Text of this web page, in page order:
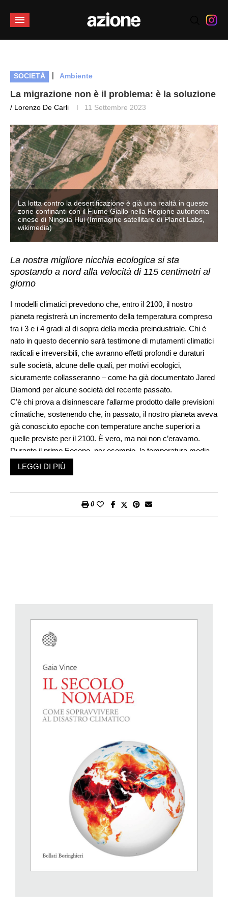
SOCIETÀ | Ambiente
La migrazione non è il problema: è la soluzione
/ Lorenzo De Carli 11 Settembre 2023
La lotta contro la desertificazione è già una realtà in queste
zone confinanti con il Fiume Giallo nella Regione autonoma
cinese di Ningxia Hui (Immagine satellitare di Planet Labs,
wikimedia)
La nostra migliore nicchia ecologica si sta
spostando a nord alla velocità di 115 centimetri al
giorno
I modelli climatici prevedono che, entro il 2100, il nostro
pianeta registrerà un incremento della temperatura compreso
tra i 3 e i 4 gradi al di sopra della media preindustriale. Chi è
nato in questo decennio sarà testimone di mutamenti climatici
radicali e irreversibili, che avranno effetti profondi e duraturi
sulle società, alcune delle quali, per motivi ecologici,
sicuramente collasseranno – come ha già documentato Jared
Diamond per alcune società del recente passato.
C’è chi prova a disinnescare l’allarme prodotto dalle previsioni
climatiche, sostenendo che, in passato, il nostro pianeta aveva
già conosciuto epoche con temperature anche superiori a
quelle previste per il 2100. È vero, ma noi non c’eravamo.
Durante il primo Eocene, per esempio, la temperatura media
era attorno ai 21 gradi: i poli erano privi di ghiaccio, gli oceani
tropicali raggiungevano temperature di 35 gradi, e nell’Artico
250 milioni di anni fa, tra il Permiano e il Triassico, in cui la
raggiungere isole e continenti altrimenti inaccessibili con
imbarcazioni primitive. Nel corso della nostra diffusione,
abbiamo incontrato altre forme umane che avevano lasciato
Oriente, i Denisova in Asia: due specie scomparse, dalle quali
abbiamo ereditato geni rivelatisi utili in alcune circostanze. Dal
punto di vista dell’evoluzione è da poco che siamo l’unica
seria considerazione la possibilità della nostra estinzione.
passato recente e remoto tendono a omettere un fatto che
caratterizza la condizione attuale del nostro pianeta, vale a dire
che, presto, saremo in otto miliardi, con la metà della
popolazione che vive in soli sette Paesi: Cina, India, Stati Uniti,
Indonesia, Pakistan, Nigeria e Brasile. Siccome molte di
queste persone vivono in zone che furono, sì, propizie allo
sviluppo della nostra specie quando il clima ci era favorevole,
circa 2 miliardi di persone dovranno migrare per allontanarsi da
luoghi resi inabitabili con un incremento della temperatura
media di 4 gradi. Per costoro, così come sempre fu per la
LEGGI DI PIÙ
0